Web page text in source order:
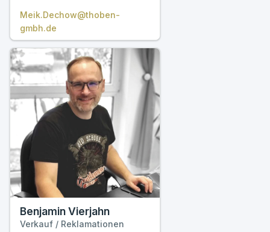
Meik.Dechow@thoben-
gmbh.de
Benjamin Vierjahn
Verkauf / Reklamationen